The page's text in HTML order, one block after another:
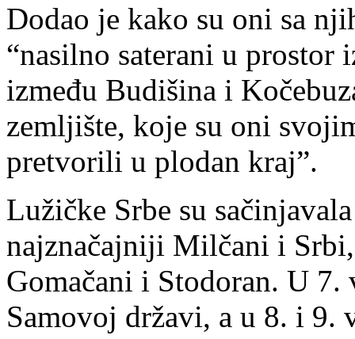
Dodao je kako su oni sa
“nasilno saterani u
između Budišina i
zemljište, koje su oni
pretvorili u plodan kraj”.
Lužičke Srbe su
najznačajniji Milčani i
Gomačani i Stodoran. U 7.
Samovoj državi, a u 8. i 9.